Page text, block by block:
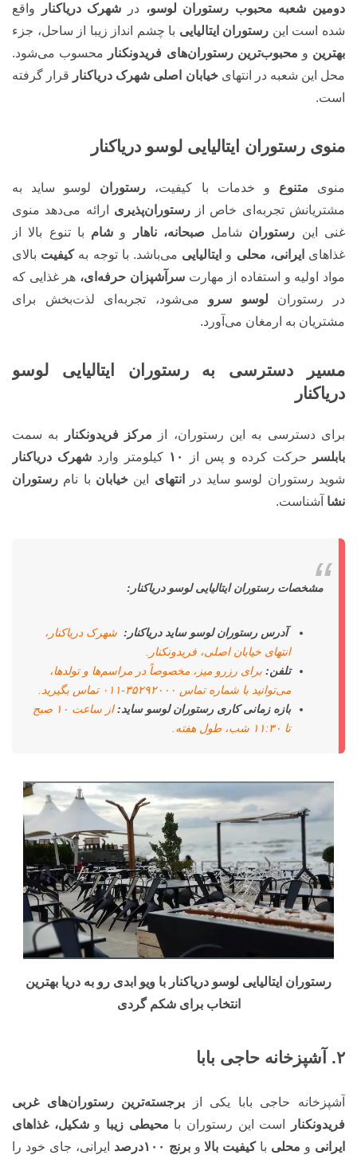
دومین شعبه محبوب رستوران لوسو، در شهرک دریاکنار
واقع
شده است این رستوران ایتالیایی با چشم انداز زیبا از ساحل، جزء
بهترین و محبوب‌ترین رستوران‌های فریدونکنار
محسوب می‌شود.
محل این شعبه در انتهایخیابان اصلی شهرک دریاکنار قرار گرفته
است.
منوی رستوران ایتالیایی لوسو دریاکنار
منوی متنوع و خدمات با کیفیت، رستوران لوسو ساید به
مشتریانش تجربه‌ای خاص ازرستوران‌پذیری ارائه می‌دهد منوی
غنی این رستوران شامل صبحانه، ناهار و شام با تنوع بالا از
غذاهای ایرانی، محلی و ایتالیایی می‌باشد. با توجه بهکیفیت بالای
مواد اولیه و استفاده از مهارتسرآشپزان حرفه‌ای، هر غذایی که
در رستوران لوسو سرو می‌شود، تجربه‌ای لذت‌بخش برای
مشتریان به ارمغان می‌آورد.
مسیر دسترسی به رستوران ایتالیایی لوسو
دریاکنار
برای دسترسی به این رستوران، از مرکز فریدونکنار
به سمت
بابلسر
حرکت کرده و پس از ۱۰ کیلومتر وارد شهرک دریاکنار
شوید رستوران لوسو ساید در
انتهای اینخیابان با نام رستوران
نشا آشناست.
مشخصات رستوران ایتالیایی لوسو دریاکنار:
آدرس رستوران لوسو ساید دریاکنار: شهرک دریاکنار،
انتهای خیابان اصلی، فریدونکنار.
تلفن: برای رزرو میز، مخصوصاً در مراسم‌ها و تولد‌ها،
می‌توانید با شماره تماس ۳۵۲۹۲۰۰۰-۰۱۱ تماس بگیرید.
بازه زمانی کاری رستوران لوسو ساید:
از ساعت ۱۰ صبح
تا ۱۱:۳۰ شب، طول هفته.
رستوران ایتالیایی لوسو دریاکنار با ویو ابدی رو به دریا بهترین
انتخاب برای شکم گردی
۲. آشپزخانه حاجی بابا
آشپزخانه حاجی بابا یکی از برجسته‌ترین رستوران‌های غربی
فریدونکنار
است این رستوران با محیطی زیبا وشکیل، غذاهای
ایرانی و محلی باکیفیت بالاوبرنج ۱۰۰درصد ایرانی، جای خود را